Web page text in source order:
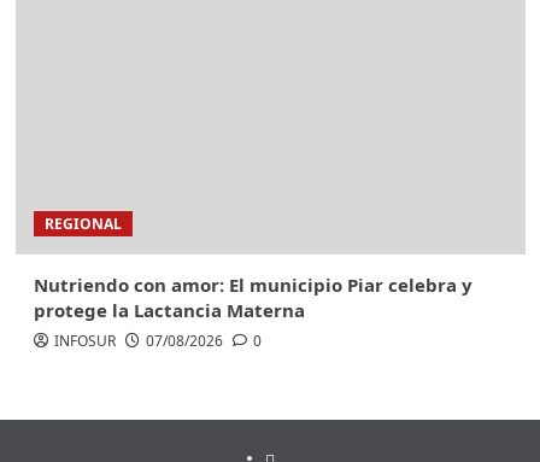
REGIONAL
Nutriendo con amor: El municipio Piar celebra y
protege la Lactancia Materna
INFOSUR 07/08/2026 0